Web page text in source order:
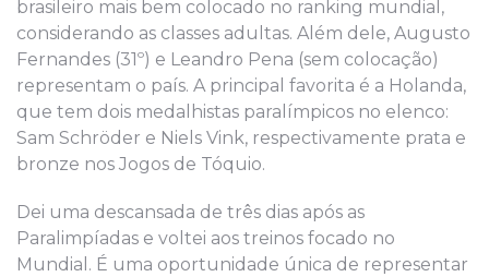
brasileiro mais bem colocado no ranking mundial,
considerando as classes adultas. Além dele, Augusto
Fernandes (31º) e Leandro Pena (sem colocação)
representam o país. A principal favorita é a Holanda,
que tem dois medalhistas paralímpicos no elenco:
Sam Schröder e Niels Vink, respectivamente prata e
bronze nos Jogos de Tóquio.
Dei uma descansada de três dias após as
Paralimpíadas e voltei aos treinos focado no
Mundial. É uma oportunidade única de representar